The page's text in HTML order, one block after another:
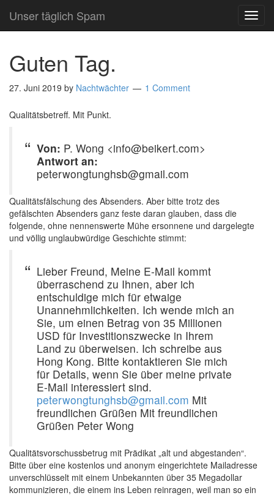
Unser täglich Spam
Guten Tag.
27. Juni 2019 by Nachtwächter 1 Comment
Qualitätsbetreff. Mit Punkt.
Von: P. Wong <info@beikert.com>
Antwort an:
peterwongtunghsb@gmail.com
Qualitätsfälschung des Absenders. Aber bitte trotz des
gefälschten Absenders ganz feste daran glauben, dass die
folgende, ohne nennenswerte Mühe ersonnene und dargelegte
und völlig unglaubwürdige Geschichte stimmt:
Lieber Freund, Meine E-Mail kommt
überraschend zu Ihnen, aber ich
entschuldige mich für etwaige
Unannehmlichkeiten. Ich wende mich an
Sie, um einen Betrag von 35 Millionen
USD für Investitionszwecke in Ihrem
Land zu überweisen. Ich schreibe aus
Hong Kong. Bitte kontaktieren Sie mich
für Details, wenn Sie über meine private
E-Mail interessiert sind.
peterwongtunghsb@gmail.com Mit
freundlichen Grüßen Mit freundlichen
Grüßen Peter Wong
Qualitätsvorschussbetrug mit Prädikat „alt und abgestanden“.
Bitte über eine kostenlos und anonym eingerichtete Mailadresse
unverschlüsselt mit einem Unbekannten über 35 Megadollar
kommunizieren, die einem ins Leben reinragen, weil man so ein